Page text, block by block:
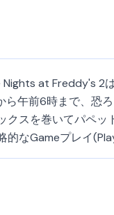
Nights at Freddy's 2
ら午前6時まで、恐
クスを巻いてパペッ
的なGameプレイ